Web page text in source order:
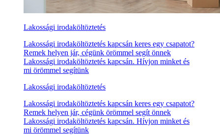
Lakossági irodaköltöztetés
Lakossági irodaköltöztetés kapcsán keres egy csapatot?
Remek helyen jár, cégünk örömmel segít önnek
Lakossági irodaköltöztetés kapcsán. Hívjon minket és
mi örömmel segítünk
Lakossági irodaköltöztetés
Lakossági irodaköltöztetés kapcsán keres egy csapatot?
Remek helyen jár, cégünk örömmel segít önnek
Lakossági irodaköltöztetés kapcsán. Hívjon minket és
mi örömmel segítünk